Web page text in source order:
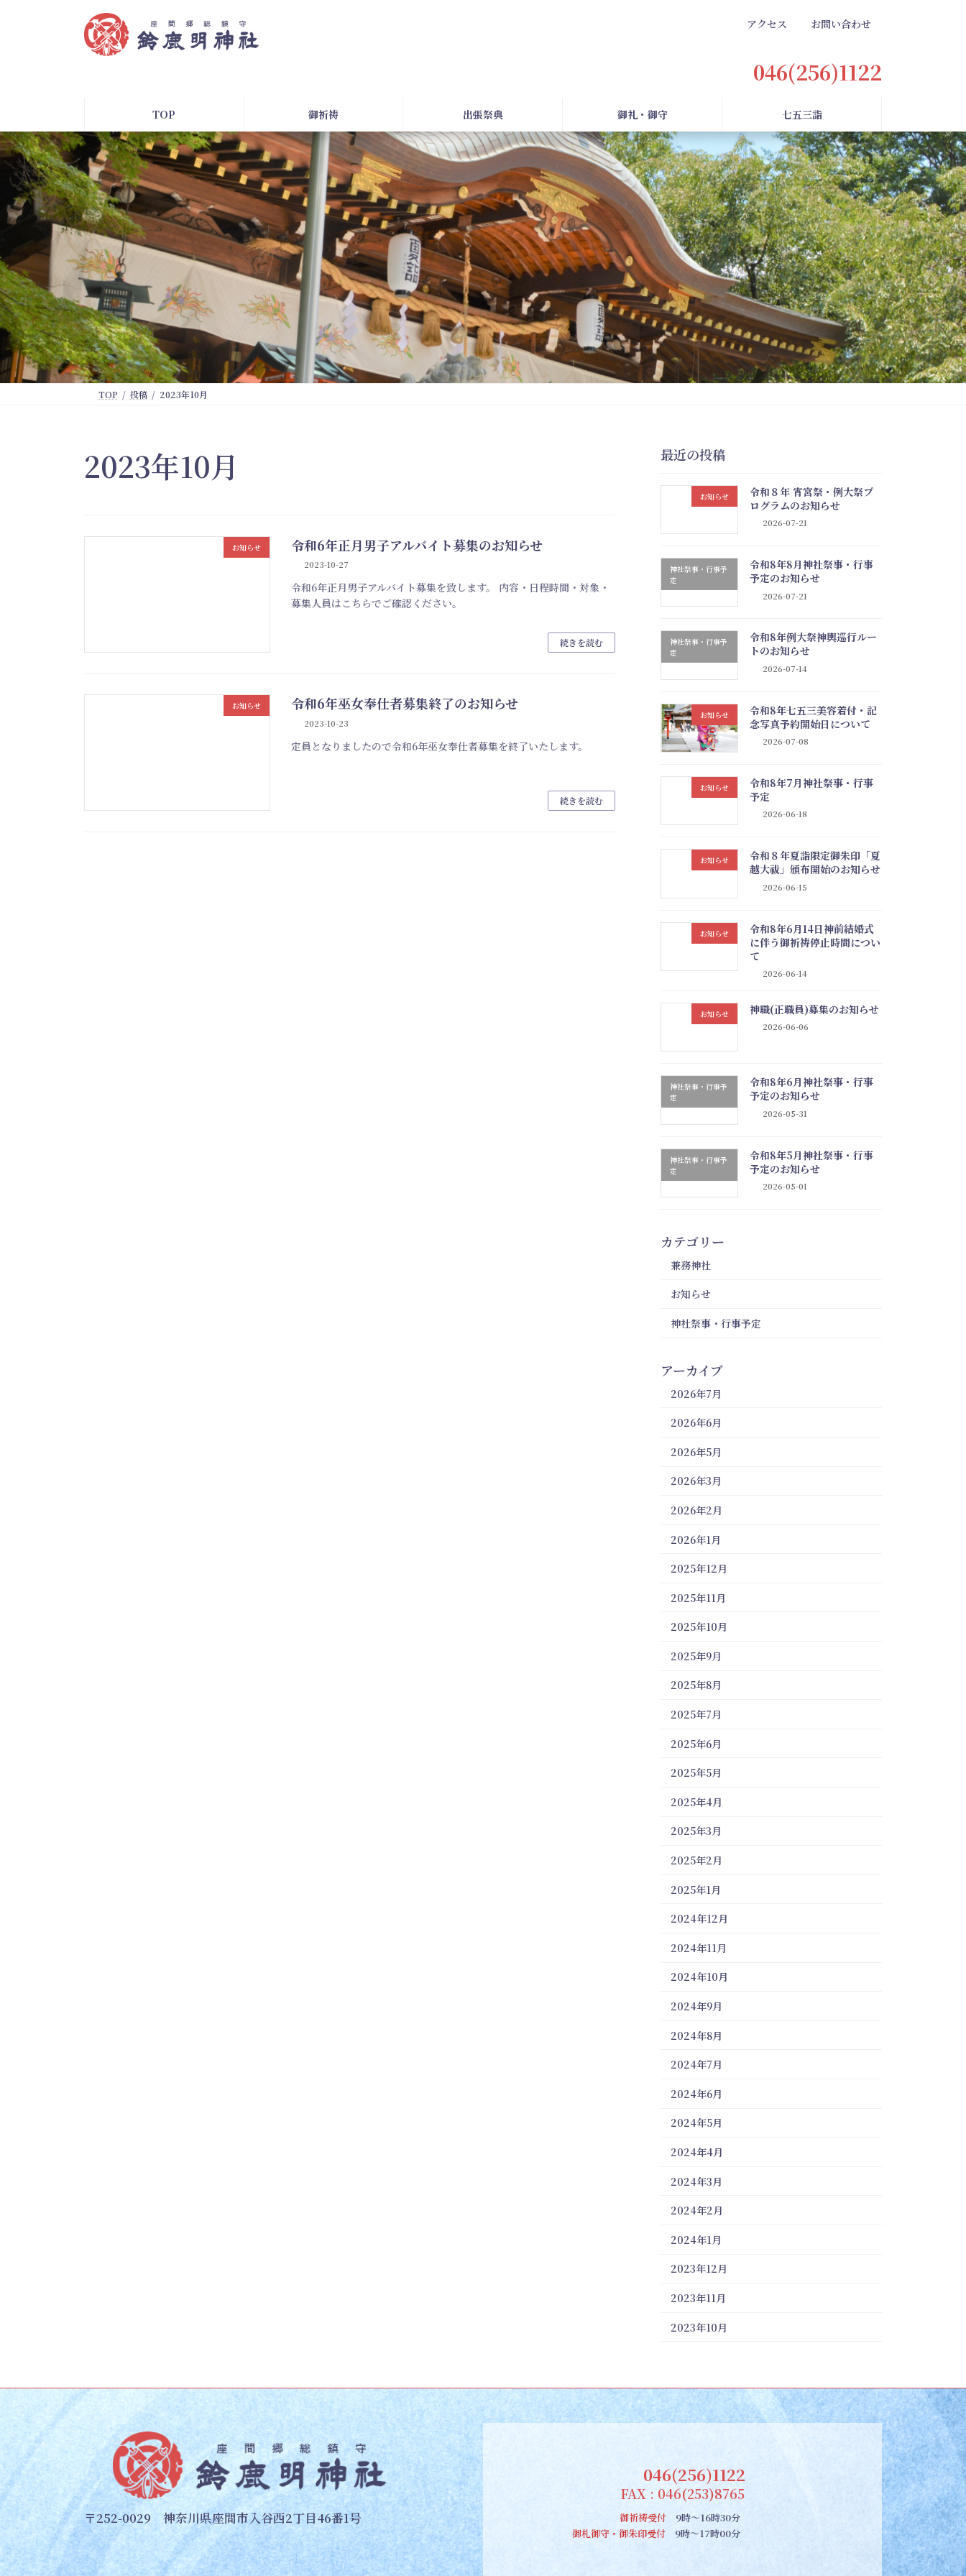
ッ
プ
移
動
アクセス お問い合わせ
046(256)1122
TOP 御祈祷 出張祭典 御礼・御守 七五三詣
TOP 投稿 2023年10月
2023年10月
お知らせ 令和6年正月男子アルバイト募集のお知らせ
2023-10-27
令和6年正月男子アルバイト募集を致します。 内容・日程時間・対象・
募集人員はこちらでご確認ください。
続きを読む
お知らせ 令和6年巫女奉仕者募集終了のお知らせ
2023-10-23
定員となりましたので令和6年巫女奉仕者募集を終了いたします。
続きを読む
最近の投稿
お知らせ
令和８年 宵宮祭・例大祭プ
ログラムのお知らせ
2026-07-21
神社祭事・行事予
定
令和8年8月神社祭事・行事
予定のお知らせ
2026-07-21
神社祭事・行事予
定
令和8年例大祭神輿巡行ルー
トのお知らせ
2026-07-14
お知らせ
令和8年七五三美容着付・記
念写真予約開始日について
2026-07-08
お知らせ
令和8年7月神社祭事・行事
予定
2026-06-18
お知らせ
令和８年夏詣限定御朱印「夏
越大祓」頒布開始のお知らせ
2026-06-15
お知らせ
令和8年6月14日神前結婚式
に伴う御祈祷停止時間につい
て
2026-06-14
お知らせ 神職(正職員)募集のお知らせ
2026-06-06
神社祭事・行事予
定
令和8年6月神社祭事・行事
予定のお知らせ
2026-05-31
神社祭事・行事予
定
令和8年5月神社祭事・行事
予定のお知らせ
2026-05-01
カテゴリー
兼務神社
お知らせ
神社祭事・行事予定
アーカイブ
2026年7月
2026年6月
2026年5月
2026年3月
2026年2月
2026年1月
2025年12月
2025年11月
2025年10月
2025年9月
2025年8月
2025年7月
2025年6月
2025年5月
2025年4月
2025年3月
2025年2月
2025年1月
2024年12月
2024年11月
2024年10月
2024年9月
2024年8月
2024年7月
2024年6月
2024年5月
2024年4月
2024年3月
2024年2月
2024年1月
2023年12月
2023年11月
2023年10月
〒252-0029 神奈川県座間市入谷西2丁目46番1号
046(256)1122
FAX : 046(253)8765
御祈祷受付 9時～16時30分
御札御守・御朱印受付 9時～17時00分